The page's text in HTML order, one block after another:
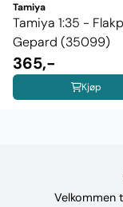
Tamiya
Tamiya 1:35 -
Gepard (35099)
365,-
Kjøp
Velkommen